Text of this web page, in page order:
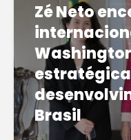
Zé Neto
Brasil